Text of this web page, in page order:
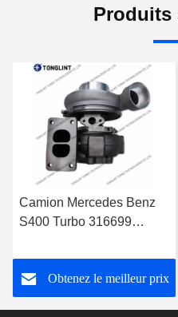
Produits
Camion Mercedes Benz
S400 Turbo 316699
0060966699 avec camion
à moteur OM501LA Euro-
3
Obtenez le meilleur prix